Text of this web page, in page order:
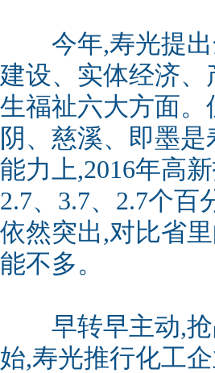
今年,寿光提出
建设、实体经济
生福祉六大方面。
阴、慈溪、即墨
能力上,2016年高
2.7、3.7、2.7个
依然突出,对比省
能不多。
早转早主动,抢
始,寿光推行化工